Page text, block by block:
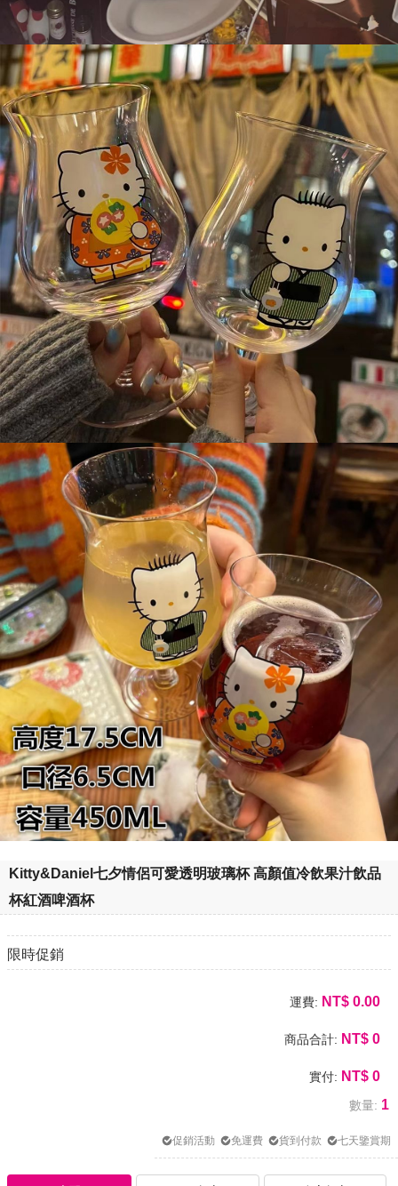
Kitty&Daniel七夕情侶可愛透明玻璃杯 高顏值冷飲果汁飲品
杯紅酒啤酒杯
限時促銷
運費: NT$ 0.00
商品合計: NT$ 0
實付: NT$ 0
數量: 1
促銷活動 免運費 貨到付款 七天鑒賞期